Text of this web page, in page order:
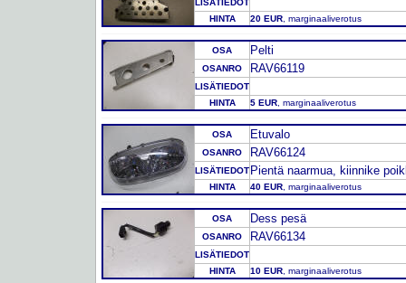
LISÄTIEDOT
HINTA
20 EUR , marginaaliverotus
OSA Pelti
OSANRO RAV66119
LISÄTIEDOT
HINTA
5 EUR , marginaaliverotus
OSA Etuvalo
OSANRO RAV66124
LISÄTIEDOT Pientä naarmua, kiinnike
HINTA 40 EUR , marginaaliverotus
OSA Dess pesä
OSANRO RAV66134
LISÄTIEDOT
HINTA
10 EUR , marginaaliverotus